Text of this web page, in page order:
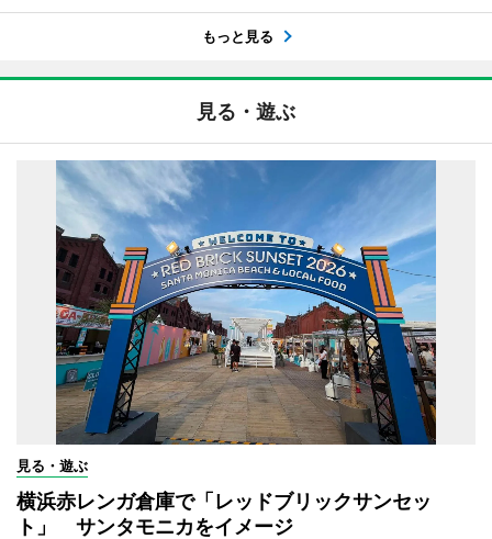
もっと見る
見る・遊ぶ
見る・遊ぶ
横浜赤レンガ倉庫で「レッドブリックサンセッ
ト」 サンタモニカをイメージ